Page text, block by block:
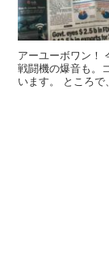
アーユーボワン！ 今日のスリランカは74回目の独立記念日。朝から
戦闘機の爆音も。
います。 ところで、、、今日からオリンピックだったのか。まった